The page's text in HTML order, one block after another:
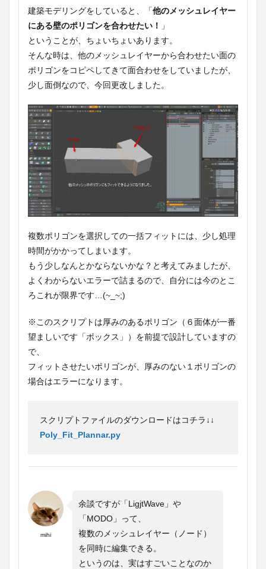
建築モデリングをしていると、「他のメッシュレイヤー
にある壁のポリゴンを合わせたい！
」
ということが、 ちょいちょいあります。
そんな時は、他のメッシュレイヤーから合わせたい面の
ポリゴンをコピペしてきて面合わせをしていましたが、
少し面倒なので、今回更改しました。
複数ポリゴンを選択しての一括フィットには、少し処理
時間がかかってしまいます。
もう少しなんとかならないかな？と考えてみましたが、
よくわからないエラーで詰まるので、自分には今のとこ
ろこれが限界です…(~_~;)
※このスクリプトは厚みのあるポリゴン（６面体が一番
望ましいです「ボックス」）を前提で設計していますの
で、
フィットさせたいポリゴンが、厚みのない１ポリゴンの
場合はエラーになります。
スクリプトファイルのダウンロードはコチラ↓↓
Poly_Fit_Plannar.py
mihi
余談ですが「LigjtWave」や
「MODO」って、
複数のメッシュレイヤー（ノード）
を同時に編集できる。
というのは、実はすごいことなのか